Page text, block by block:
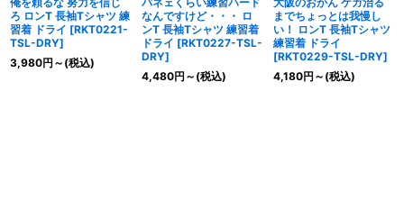
ろ ロンT 長袖Tシャツ 練
習着 ドライ [RKT0221-
TSL-DRY]
3,980円 ～ (税込)
なんですけど・・・ ロ
ンT 長袖Tシャツ 練習着
ドライ [RKT0227-TSL-
DRY]
4,480円 ～ (税込)
までちょっとは我慢し
い！ ロンT 長袖Tシャツ
練習着 ドライ
[RKT0229-TSL-DRY]
4,180円 ～ (税込)